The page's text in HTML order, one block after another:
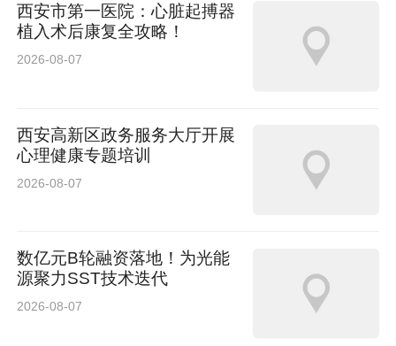
西安市第一医院：心脏起搏器
植入术后康复全攻略！
2026-08-07
西安高新区政务服务大厅开展
心理健康专题培训
2026-08-07
数亿元B轮融资落地！为光能
源聚力SST技术迭代
2026-08-07